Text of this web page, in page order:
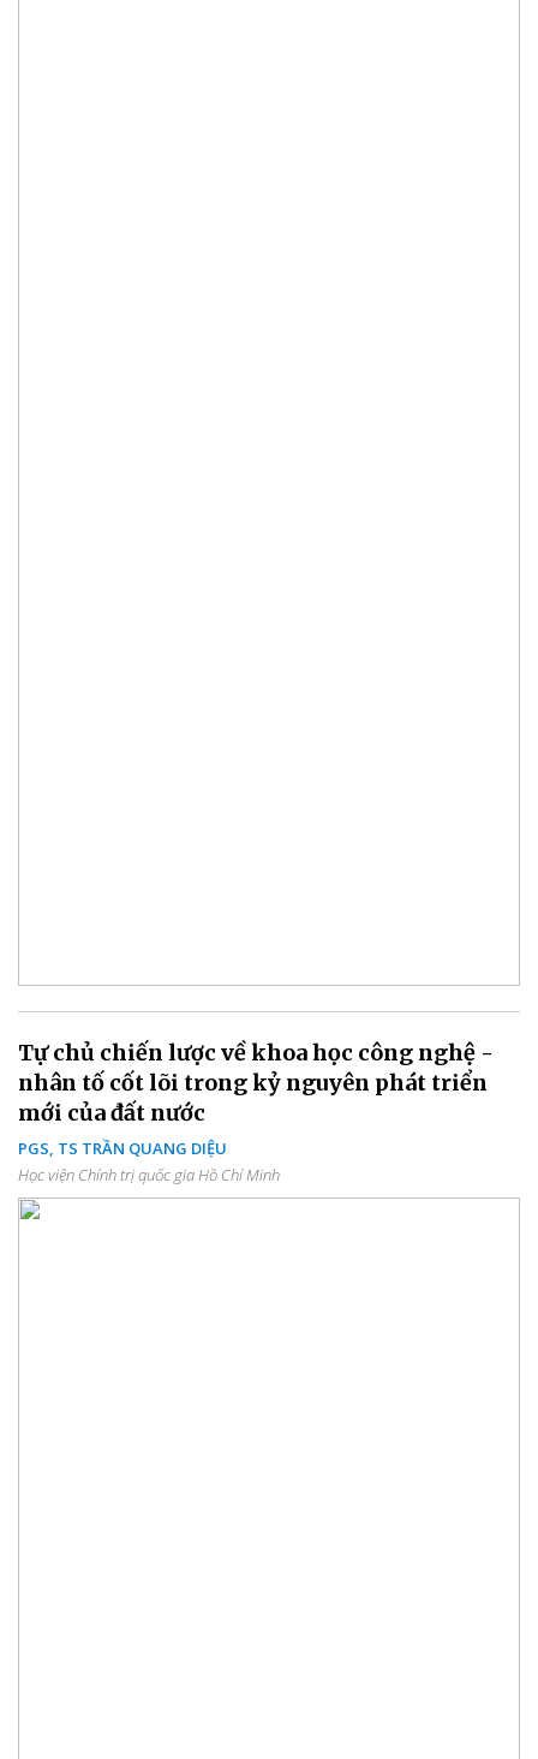
Tự chủ chiến lược về khoa học công nghệ -
nhân tố cốt lõi trong kỷ nguyên phát triển
mới của đất nước
PGS, TS TRẦN QUANG DIỆU
Học viện Chính trị quốc gia Hồ Chí Minh